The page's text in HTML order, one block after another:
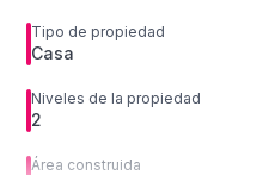
Tipo de propiedad
Casa
Niveles de la propiedad
2
Área construida